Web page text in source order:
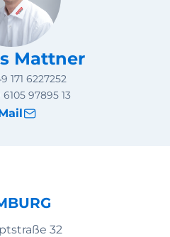
Mattner
171 6227252
6105 97895 13
32